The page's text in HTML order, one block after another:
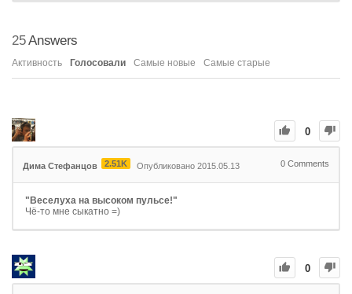
25Answers
Активность Голосовали Самые новые Самые старые
0
Дима Стефанцов 2.51K Опубликовано 2015.05.13 0 Comments
"Веселуха на высоком пульсе!"
Чё-то мне сыкатно =)
0